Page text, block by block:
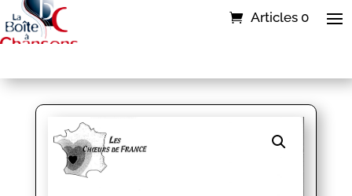
Articles 0